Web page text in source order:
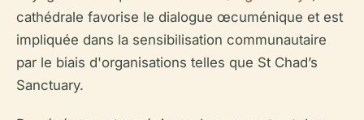
cathédrale favorise le dialogue œcuménique et est
impliquée dans la sensibilisation communautaire
par le biais d'organisations telles que St Chad’s
Sanctuary.